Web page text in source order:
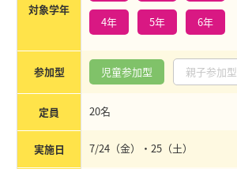
対象学年
4年 5年 6年
参加型 児童参加型 親子参加型
定員 20名
実施日 7/24（金）・25（土）